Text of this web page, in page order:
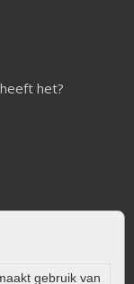
maakt gebruik van
het?